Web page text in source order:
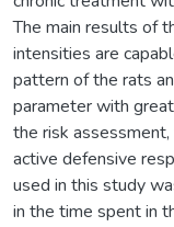
The main results of
intensities are
pattern of the rats
parameter with
the risk
active defensive
used in this study
in the time spent in